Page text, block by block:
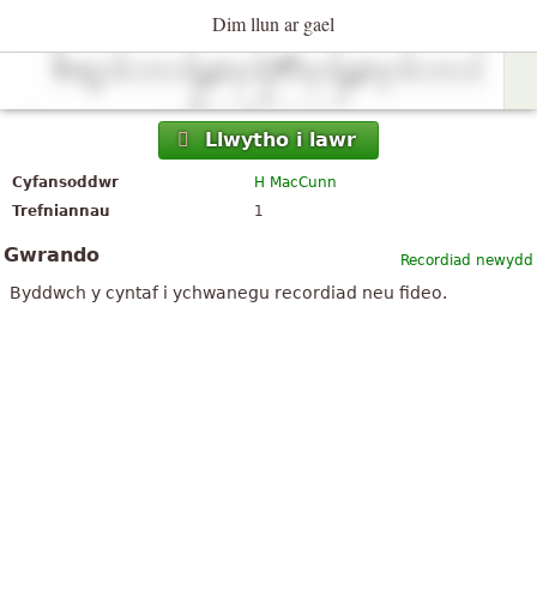
Dim llun ar gael
Llwytho i lawr
Cyfansoddwr
H MacCunn
Trefniannau
1
Recordiad newydd
Gwrando
Byddwch y cyntaf i ychwanegu recordiad neu fideo.